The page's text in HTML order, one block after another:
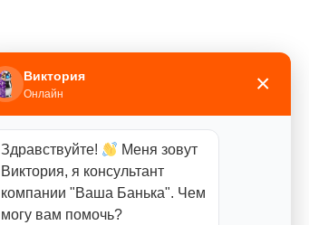
Виктория
Онлайн ×
Здравствуйте!
Меня зовут
Виктория, я консультант
компании "Ваша Банька". Чем
могу вам помочь?